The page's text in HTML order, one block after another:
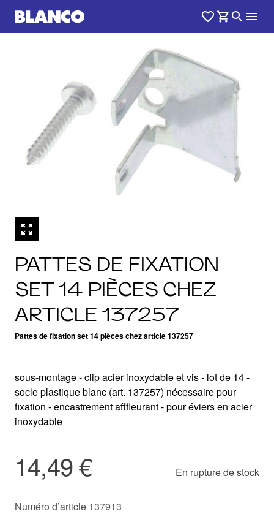
PATTES DE FIXATION
SET 14 PIÈCES CHEZ
ARTICLE 137257
Pattes de fixation set 14 pièces chez article 137257
sous-montage - clip acier inoxydable et vis - lot de 14 -
socle plastique blanc (art. 137257) nécessaire pour
fixation - encastrement afffleurant - pour éviers en acier
inoxydable
14,49 € En rupture de stock
Numéro d’article 137913